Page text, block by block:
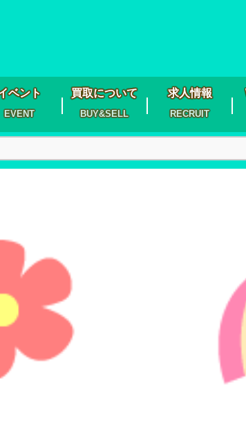
ベント
EVENT
買取について
BUY&SELL
求人情報
RECRUIT